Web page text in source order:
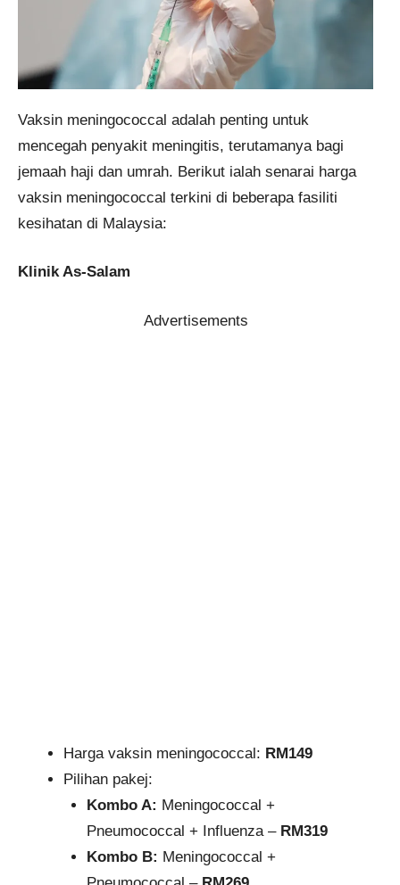
Vaksin meningococcal adalah penting untuk
mencegah penyakit meningitis, terutamanya bagi
jemaah haji dan umrah. Berikut ialah senarai harga
vaksin meningococcal terkini di beberapa fasiliti
kesihatan di Malaysia:
Klinik As-Salam
Advertisements
Harga vaksin meningococcal: RM149
Pilihan pakej:
Kombo A: Meningococcal +
Pneumococcal + Influenza – RM319
Kombo B: Meningococcal +